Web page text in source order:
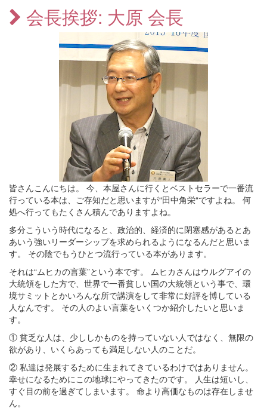
会長挨拶: 大原 会長
皆さんこんにちは。 今、本屋さんに行くとベストセラーで一番流
行っている本は、ご存知だと思いますが“田中角栄“ですよね。 何
処へ行ってもたくさん積んでありますよね。
多分こういう時代になると、政治的、経済的に閉塞感があるとあ
あいう強いリーダーシップを求められるようになるんだと思いま
す。 その陰でもうひとつ流行っている本があります。
それは“ムヒカの言葉”という本です。 ムヒカさんはウルグアイの
大統領をした方で、世界で一番貧しい国の大統領という事で、環
境サミットとかいろんな所で講演をして非常に好評を博している
人なんです。 その人のよい言葉をいくつか紹介したいと思いま
す。
① 貧乏な人は、少ししかものを持っていない人ではなく、無限の
欲があり、いくらあっても満足しない人のことだ。
② 私達は発展するために生まれてきているわけではありません。
幸せになるためにこの地球にやってきたのです。 人生は短いし、
すぐ目の前を過ぎてしまいます。 命より高価なものは存在しませ
ん。